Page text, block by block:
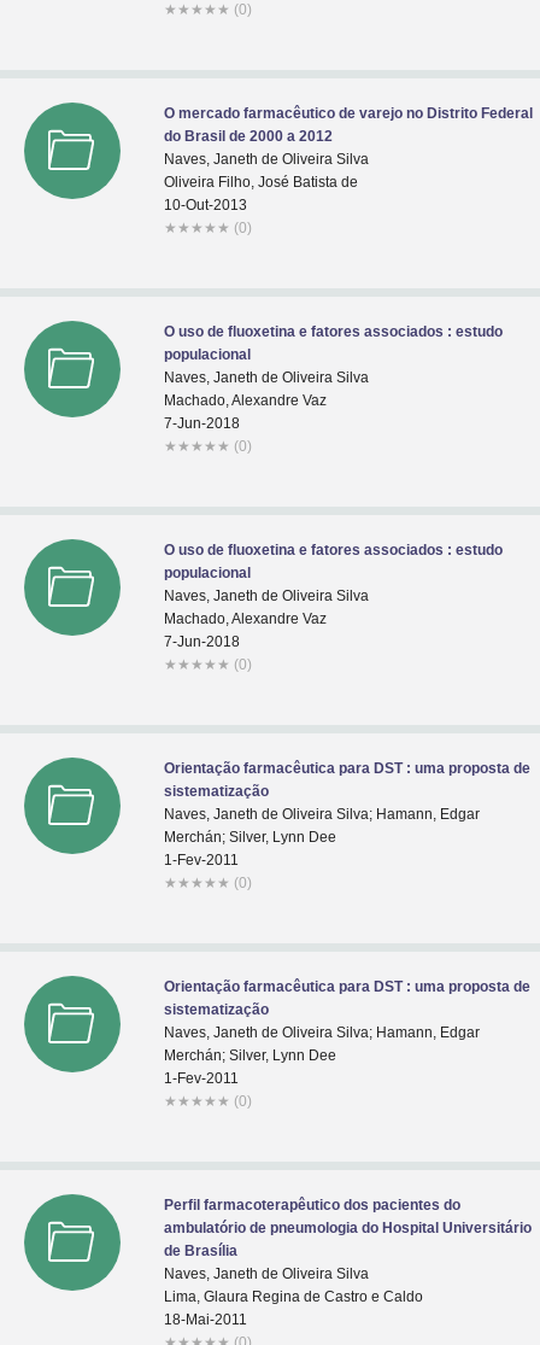
★ ★ ★ ★ ★ (0)
O mercado farmacêutico de varejo no Distrito Federal
do Brasil de 2000 a 2012
Naves, Janeth de Oliveira Silva
Oliveira Filho, José Batista de
10-Out-2013
★ ★ ★ ★ ★ (0)
O uso de fluoxetina e fatores associados : estudo
populacional
Naves, Janeth de Oliveira Silva
Machado, Alexandre Vaz
7-Jun-2018
★ ★ ★ ★ ★ (0)
O uso de fluoxetina e fatores associados : estudo
populacional
Naves, Janeth de Oliveira Silva
Machado, Alexandre Vaz
7-Jun-2018
★ ★ ★ ★ ★ (0)
Orientação farmacêutica para DST : uma proposta de
sistematização
Naves, Janeth de Oliveira Silva; Hamann, Edgar
Merchán; Silver, Lynn Dee
1-Fev-2011
★ ★ ★ ★ ★ (0)
Orientação farmacêutica para DST : uma proposta de
sistematização
Naves, Janeth de Oliveira Silva; Hamann, Edgar
Merchán; Silver, Lynn Dee
1-Fev-2011
★ ★ ★ ★ ★ (0)
Perfil farmacoterapêutico dos pacientes do
ambulatório de pneumologia do Hospital Universitário
de Brasília
Naves, Janeth de Oliveira Silva
Lima, Glaura Regina de Castro e Caldo
18-Mai-2011